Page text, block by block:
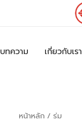
บทความ เกี่ยวกับเรา
หน้าหลัก / ร่ม